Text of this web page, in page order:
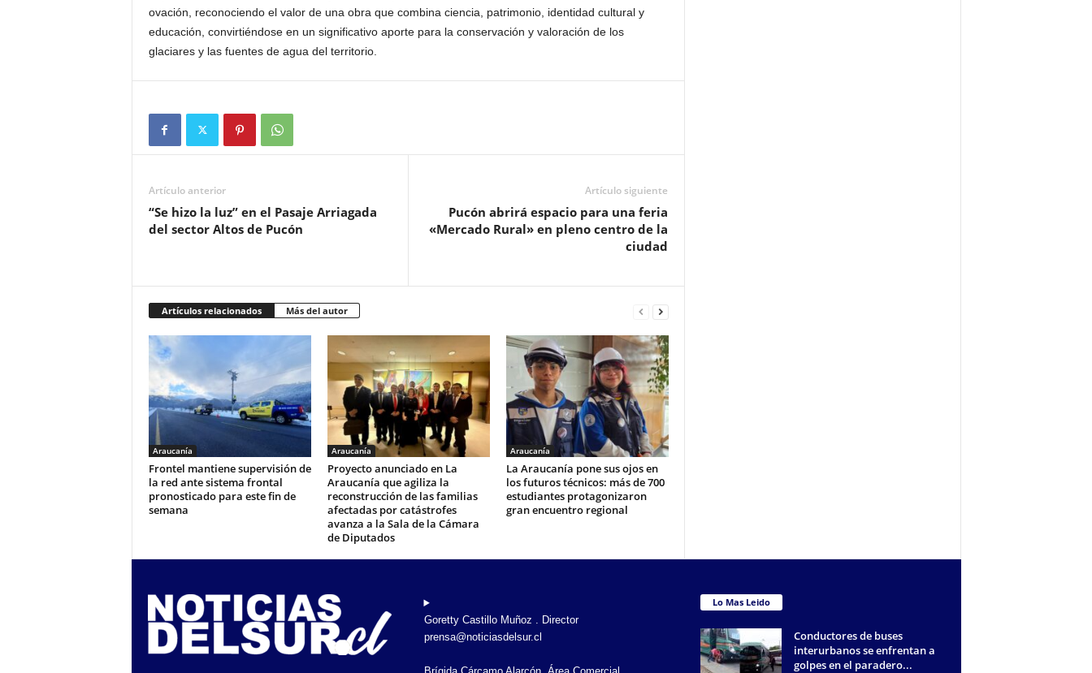
ovación, reconociendo el valor de una obra que combina ciencia, patrimonio, identidad cultural y
educación, convirtiéndose en un significativo aporte para la conservación y valoración de los
glaciares y las fuentes de agua del territorio.
Artículo anterior
“Se hizo la luz” en el Pasaje Arriagada
del sector Altos de Pucón
Artículo siguiente
Pucón abrirá espacio para una feria
«Mercado Rural» en pleno centro de la
ciudad
Artículos relacionados Más del autor
Araucanía
Frontel mantiene supervisión de
la red ante sistema frontal
pronosticado para este fin de
semana
Araucanía
Proyecto anunciado en La
Araucanía que agiliza la
reconstrucción de las familias
afectadas por catástrofes
avanza a la Sala de la Cámara
de Diputados
Araucanía
La Araucanía pone sus ojos en
los futuros técnicos: más de 700
estudiantes protagonizaron
gran encuentro regional
Goretty Castillo Muñoz . Director
prensa@noticiasdelsur.cl
Lo Mas Leido
Conductores de buses
interurbanos se enfrentan a
golpes en el paradero...